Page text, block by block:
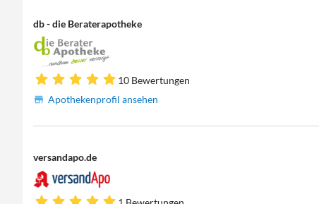
db - die Beraterapotheke
10 Bewertungen
Apothekenprofil ansehen
versandapo.de